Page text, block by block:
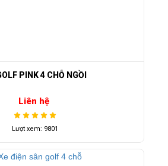
PINK 4 CHỖ NGỒI
Liên hệ
Lượt xem: 9801